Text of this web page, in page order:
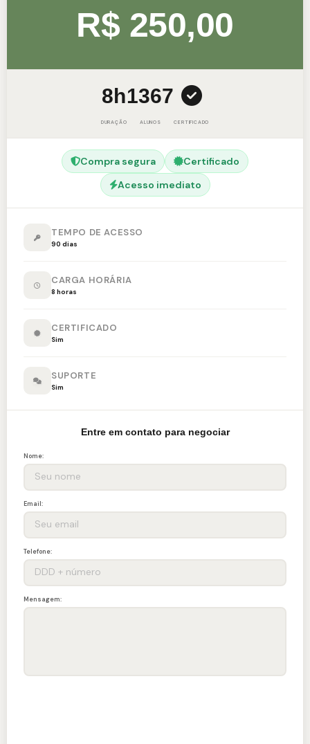
R$ 250,00
8h
DURAÇÃO
1367
ALUNOS CERTIFICADO
Compra segura
Certificado
Acesso imediato
TEMPO DE ACESSO
90 dias
CARGA HORÁRIA
8 horas
CERTIFICADO
Sim
SUPORTE
Sim
Entre em contato para negociar
Nome:
Email:
Telefone:
Mensagem: